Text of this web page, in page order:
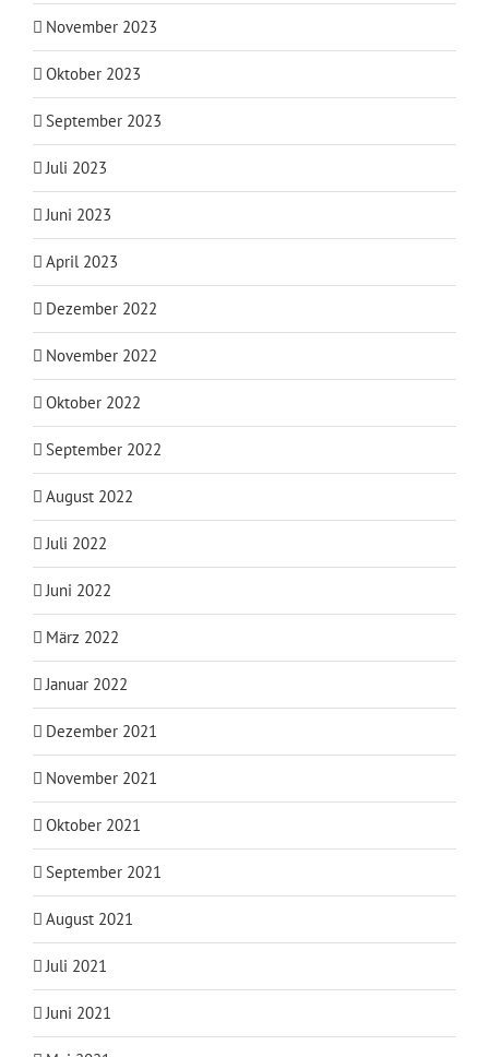
November 2023
Oktober 2023
September 2023
Juli 2023
Juni 2023
April 2023
Dezember 2022
November 2022
Oktober 2022
September 2022
August 2022
Juli 2022
Juni 2022
März 2022
Januar 2022
Dezember 2021
November 2021
Oktober 2021
September 2021
August 2021
Juli 2021
Juni 2021